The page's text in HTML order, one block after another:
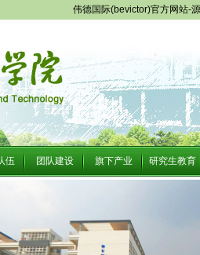
伟德国际(bevictor)官方网站-
伍 团队建设 旗下产业 研究生教育